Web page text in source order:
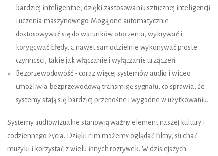
bardziej inteligentne, dzięki zastosowaniu sztucznej inteligencji
i uczenia maszynowego. Mogą one automatycznie
dostosowywać się do warunków otoczenia, wykrywać i
korygować błędy, a nawet samodzielnie wykonywać proste
czynności, takie jak włączanie i wyłączanie urządzeń.
Bezprzewodowość - coraz więcej systemów audio i wideo
umożliwia bezprzewodową transmisję sygnału, co sprawia, że
systemy stają się bardziej przenośne i wygodne w użytkowaniu.
Systemy audiowizualne stanowią ważny element naszej kultury i
codziennego życia. Dzięki nim możemy oglądać filmy, słuchać
muzyki i korzystać z wielu innych rozrywek. W dzisiejszych